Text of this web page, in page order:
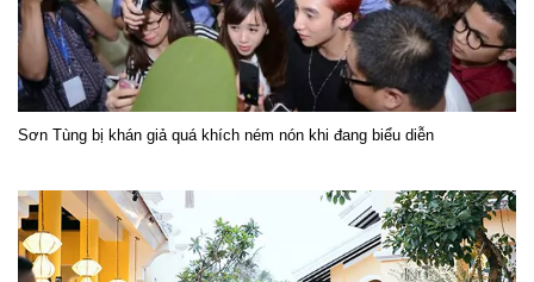
Sơn Tùng bị khán giả quá khích ném nón khi đang biểu diễn